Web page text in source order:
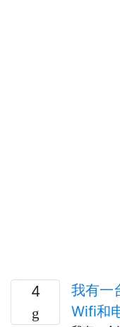
4
我有一
Wifi和